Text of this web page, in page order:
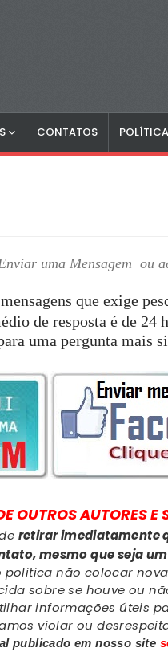
CONTATOS
uma Mensagem ou
que exige
de resposta é de 24
uma pergunta mais
OUTROSAUTORES E
retirar imediatamente
mesmo que seja
politica não colocar
sobre se houve ou
informações úteis
violar ou
publicado em nosso site